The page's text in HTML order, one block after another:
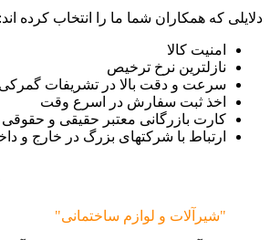
دلایلی که همکاران شما ما را انتخاب کرده اند:
امنیت کالا
نازلترین نرخ ترخیص
سرعت و دقت بالا در تشریفات گمرکی
اخذ ثبت سفارش در اسرع وقت
کارت بازرگانی معتبر حقیقی و حقوقی
ارتباط با شرکتهای بزرگ در خارج و
"شیرآلات و لوازم ساختمانی"